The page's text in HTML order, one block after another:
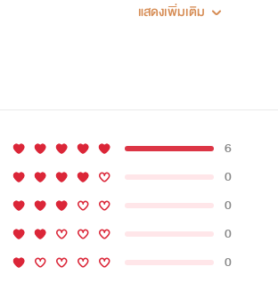
แสดงเพิ่มเติม
6
0
0
0
0